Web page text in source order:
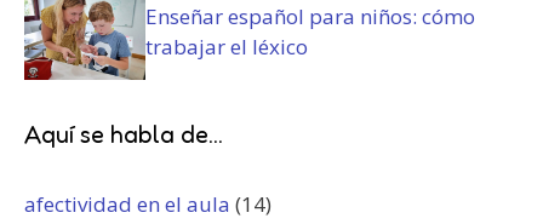
Enseñar español para niños: cómo
trabajar el léxico
Aquí se habla de...
afectividad en el aula (14)